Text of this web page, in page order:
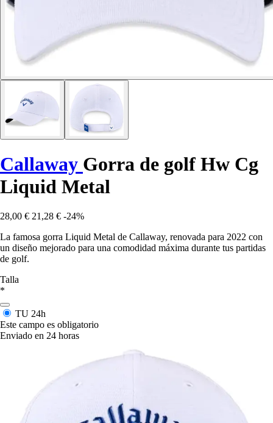
Callaway Gorra de golf Hw Cg
Liquid Metal
28,00 € 21,28 € -24%
La famosa gorra Liquid Metal de Callaway, renovada para 2022 con
un diseño mejorado para una comodidad máxima durante tus partidas
de golf.
Talla
*
TU 24h
Este campo es obligatorio
Enviado en 24 horas